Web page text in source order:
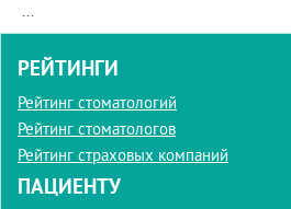
...
РЕЙТИНГИ
Рейтинг стоматологий
Рейтинг стоматологов
Рейтинг страховых компаний
ПАЦИЕНТУ